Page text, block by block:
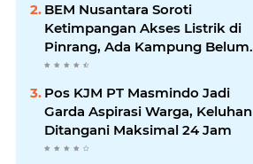
BEM Nusantara Soroti
Ketimpangan Akses Listrik di
Pinrang, Ada Kampung Belum
Terlayani
Pos KJM PT Masmindo Jadi
Garda Aspirasi Warga, Keluhan
Ditangani Maksimal 24 Jam